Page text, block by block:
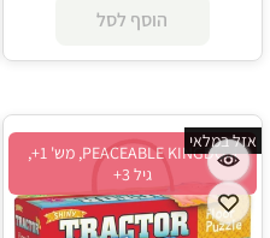
הוסף לסל
PEACEABLE KINGDOM, מש' 1+,
גיל 3+
אזל במלאי